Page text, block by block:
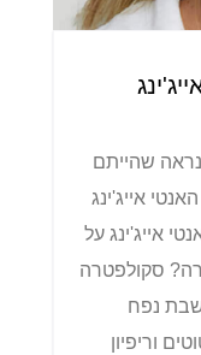
שהייתם
אייג'ינג
אייג'ינג על
סקולפטרה
נפח
וריפיון